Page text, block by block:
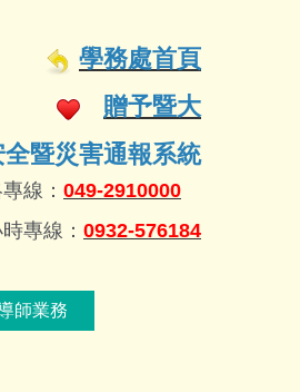
學務處首頁
贈予暨大
暨災害通報系統
線： 049-2910000
專線： 0932-576184
師業務